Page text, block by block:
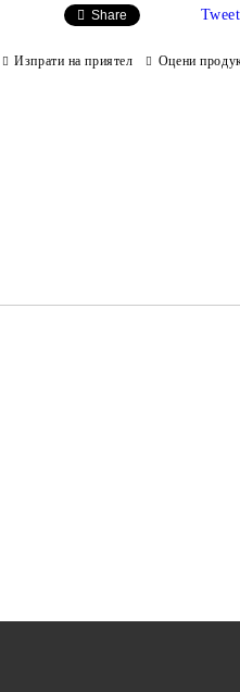
Share Tweet
Изпрати на приятел Оцени